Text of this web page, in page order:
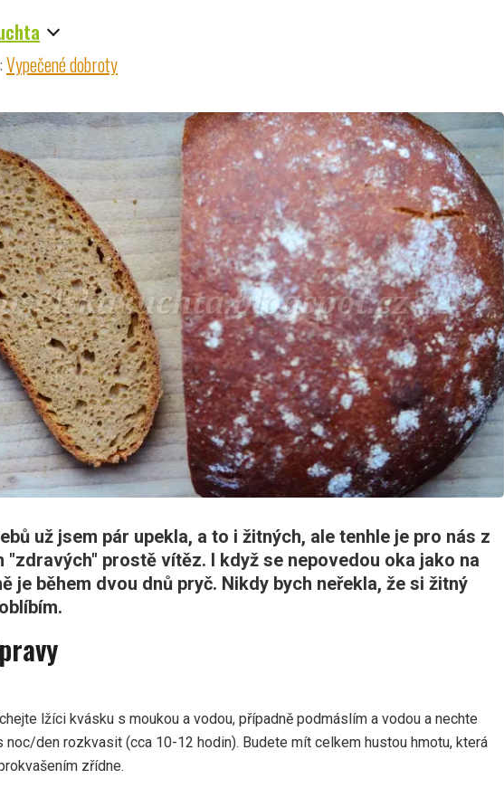
Vypečené dobroty
už jsem pár upekla, a to i žitných, ale tenhle je pro nás z
"zdravých" prostě vítěz. I když se nepovedou oka jako na
je během dvou dnů pryč. Nikdy bych neřekla, že si žitný
lžíci kvásku s moukou a vodou, případně podmáslím a vodou a nechte
noc/den rozkvasit (cca 10-12 hodin). Budete mít celkem hustou hmotu, která
zřídne.